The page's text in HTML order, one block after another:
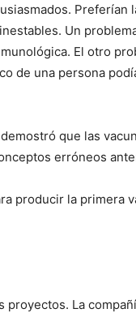
Preferían
Un
El otro
de una persona
que las
erróneos
producir la primera
proyectos. La